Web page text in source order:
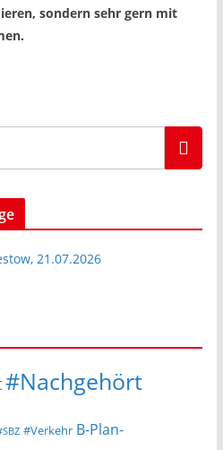
sondern sehr gern mit
21.07.2026
#Nachgehört
#Verkehr B-Plan-